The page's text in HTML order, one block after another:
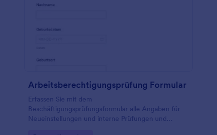
Arbeitsberechtigungsprüfung Formular
Erfassen Sie mit dem
Beschäftigungsprüfungsformular alle Angaben für
Neueinstellungen und interne Prüfungen und